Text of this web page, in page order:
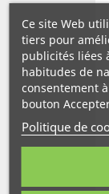
Ce site Web
tiers pour
publicités liées
habitudes de
consentement
bouton
Politique de